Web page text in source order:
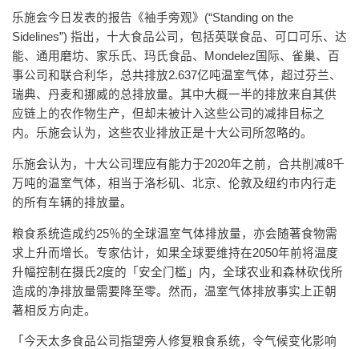
乐施会今日发表的报告《袖手旁观》(“Standing on the
Sidelines”) 指出，十大食品公司，包括英联食品、可口可乐、达
能、通用磨坊、家乐氏、玛氏食品、Mondelez国际、雀巢、百
事公司和联合利华，总共排放2.637亿吨温室气体，超过芬兰、
瑞典、丹麦和挪威的总排放量。其中大概一半的排放来自其供
应链上的农作物生产，但却未被计入这些公司的减排目标之
内。乐施会认为，这些农业排放正是十大公司所忽略的。
乐施会认为，十大公司理应有能力于2020年之前，合共削减8千
万吨的温室气体，相当于洛杉矶、北京、伦敦及纽约市内行走
的所有车辆的排放量。
粮食系统造成约25％的全球温室气体排放量，亦会随著食物需
求上升而增长。专家估计，如果全球要维持在2050年前将温度
升幅控制在摄氏2度的「安全门槛」内，全球农业​​和森林砍伐所
造成的净排放量需要降至零。然而，温室气体排放事实上正朝
著相反方向走。
「今天太多食品公司指望旁人修复粮食系统，令气候变化影响